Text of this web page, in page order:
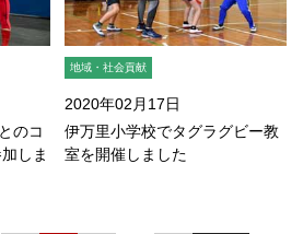
のコ
しま
地域・社会貢献
2020年02月17日
伊万里小学校でタグラグビー教
室を開催しました